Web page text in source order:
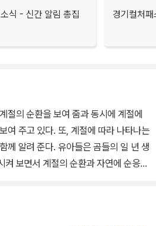
식 - 신간 알림 총집
경기컬처
절의 순환을 보여 줌과 동시에 계절에
여 주고 있다. 또, 계절에 따라 나타나는
께 알려 준다. 유아들은 곰들의 일 년 생
켜 보면서 계절의 순환과 자연에 순응하